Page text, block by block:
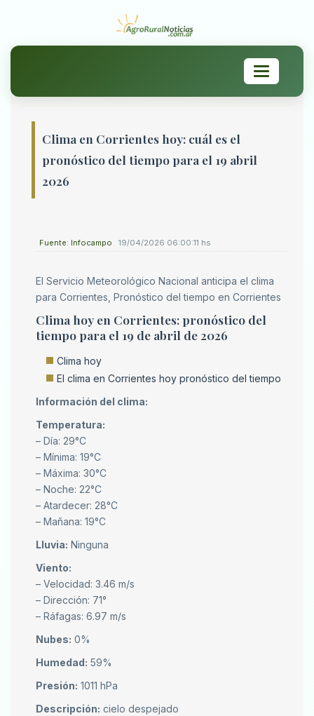
Toggle
navigation
Clima en Corrientes hoy: cuál es el
pronóstico del tiempo para el 19 abril
2026
Fuente: Infocampo 19/04/2026 06:00:11 hs
El Servicio Meteorológico Nacional anticipa el clima
para Corrientes, Pronóstico del tiempo en Corrientes
Clima hoy en Corrientes: pronóstico del
tiempo para el 19 de abril de 2026
Clima hoy
El clima en Corrientes hoy pronóstico del tiempo
Información del clima:
Temperatura:
– Día: 29°C
– Mínima: 19°C
– Máxima: 30°C
– Noche: 22°C
– Atardecer: 28°C
– Mañana: 19°C
Lluvia: Ninguna
Viento:
– Velocidad: 3.46 m/s
– Dirección: 71°
– Ráfagas: 6.97 m/s
Nubes: 0%
Humedad: 59%
Presión: 1011 hPa
Descripción: cielo despejado